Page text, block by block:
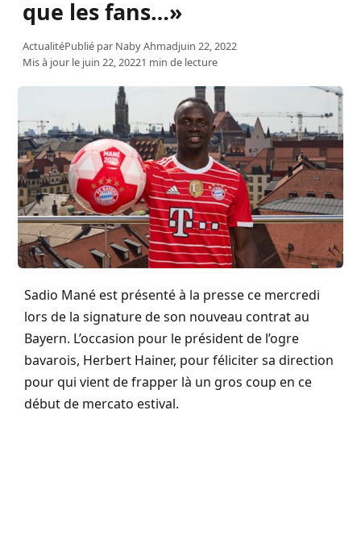
que les fans…»
ActualitéPublié par Naby Ahmadjuin 22, 2022
Mis à jour le juin 22, 20221 min de lecture
Sadio Mané est présenté à la presse ce mercredi
lors de la signature de son nouveau contrat au
Bayern. L’occasion pour le président de l’ogre
bavarois, Herbert Hainer, pour féliciter sa direction
pour qui vient de frapper là un gros coup en ce
début de mercato estival.